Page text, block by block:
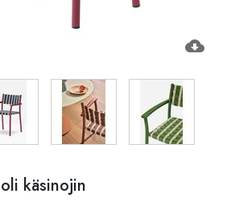
cloud_download
käsinojin